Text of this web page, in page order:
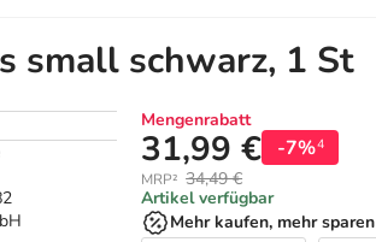
small schwarz, 1 St
Mengenrabatt
31,99 € -7%4
MRP² 34,49 €
Artikel verfügbar
Mehr kaufen, mehr sparen